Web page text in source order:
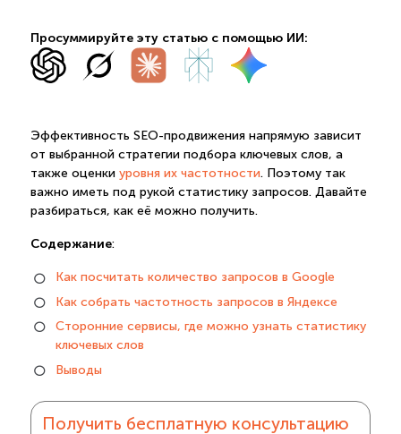
Просуммируйте эту статью с помощью ИИ:
Эффективность SEO-продвижения напрямую зависит
от выбранной стратегии подбора ключевых слов, а
также оценки уровня их частотности. Поэтому так
важно иметь под рукой статистику запросов. Давайте
разбираться, как её можно получить.
Содержание:
Как посчитать количество запросов в Google
Как собрать частотность запросов в Яндексе
Сторонние сервисы, где можно узнать статистику
ключевых слов
Выводы
Получить бесплатную консультацию